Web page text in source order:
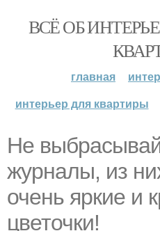
ВСЁ ОБ
главная
интерьер для квартиры
Не
журналы, из
очень яркие и
цветочки!